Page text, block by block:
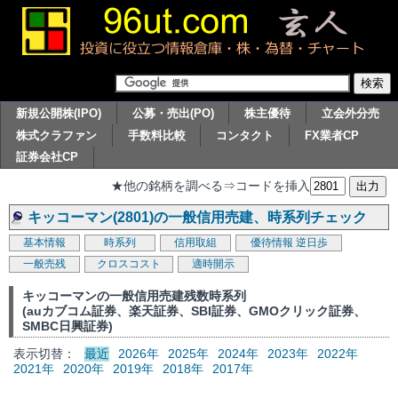
新規公開株(IPO) 公募・売出(PO) 株主優待
立会外分売
株式クラファン
手数料比較 コンタクト
FX業者CP
証券会社CP
★他の銘柄を調べる⇒コードを挿入
キッコーマン(2801)の一般信用売建、時系列チェック
基本情報 時系列 信用取組 優待情報 逆日歩
一般売残
クロスコスト 適時開示
キッコーマンの一般信用売建残数時系列
(auカブコム証券、楽天証券、SBI証券、GMOクリック証券、
SMBC日興証券)
表示切替：
最近 2026年 2025年 2024年 2023年
2022年
2021年
2020年 2019年 2018年 2017年